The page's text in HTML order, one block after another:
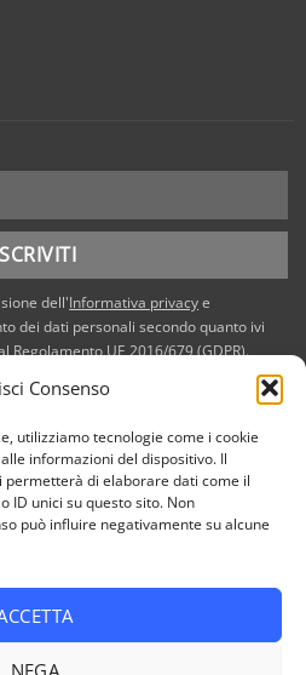
Consenso
utilizziamo tecnologie come i cookie
informazioni del dispositivo. Il
permetterà di elaborare dati come il
ID unici su questo sito. Non
può influire negativamente su alcune
NEGA
dell'Informativa privacye
dei dati personali secondo quanto ivi
Regolamento UE 2016/679 (GDPR).
COOKIE POLICY (UE)